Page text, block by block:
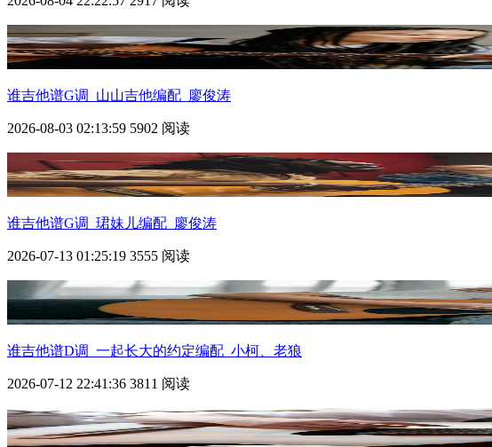
谁吉他谱G调_山山吉他编配_廖俊涛
2026-08-03 02:13:59 5902 阅读
谁吉他谱G调_珺妹儿编配_廖俊涛
2026-07-13 01:25:19 3555 阅读
谁吉他谱D调_一起长大的约定编配_小柯、老狼
2026-07-12 22:41:36 3811 阅读